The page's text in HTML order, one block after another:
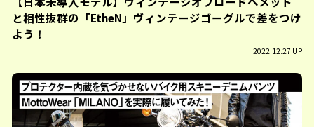
と相性抜群の「EtheN」ヴィンテージゴーグルで差をつけ
よう！
2022.12.27 UP